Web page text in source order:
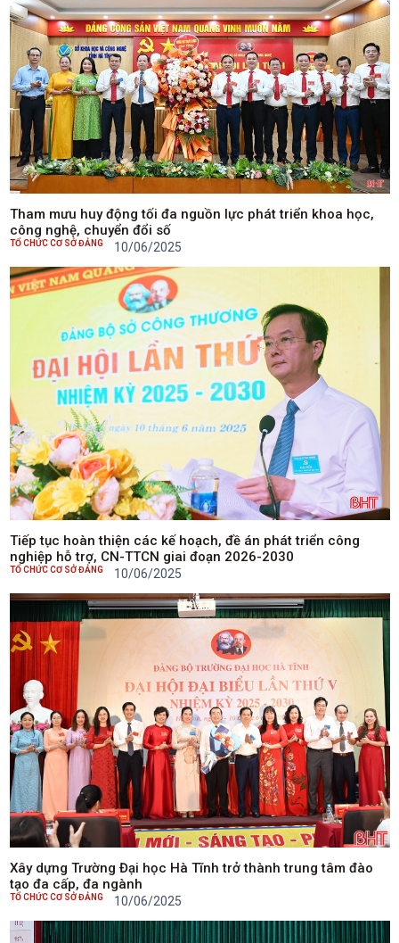
Tham mưu huy động tối đa nguồn lực phát triển khoa học,
công nghệ, chuyển đổi số
TỔ CHỨC CƠ SỞ ĐẢNG 10/06/2025
Tiếp tục hoàn thiện các kế hoạch, đề án phát triển công
nghiệp hỗ trợ, CN-TTCN giai đoạn 2026-2030
TỔ CHỨC CƠ SỞ ĐẢNG 10/06/2025
Xây dựng Trường Đại học Hà Tĩnh trở thành trung tâm đào
tạo đa cấp, đa ngành
TỔ CHỨC CƠ SỞ ĐẢNG 10/06/2025